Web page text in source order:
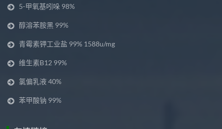
5-甲氧基吲哚 98%
醇溶苯胺黑 99%
青霉素钾工业盐 99% 1588u/mg
维生素B12 99%
氯偏乳液 40%
苯甲酸钠 99%